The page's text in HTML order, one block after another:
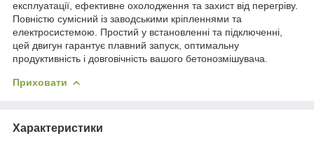
експлуатації, ефективне охолодження та захист від перегріву.
Повністю сумісний із заводськими кріпленнями та
електросистемою. Простий у встановленні та підключенні,
цей двигун гарантує плавний запуск, оптимальну
продуктивність і довговічність вашого бетонозмішувача.
Приховати
Характеристики